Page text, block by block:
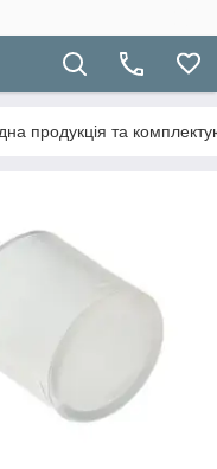
продукція та